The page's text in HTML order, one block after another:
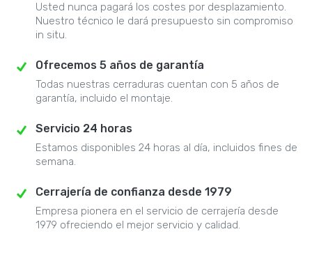
Usted nunca pagará los costes por desplazamiento.
Nuestro técnico le dará presupuesto sin compromiso
in situ.
Ofrecemos 5 años de garantía
Todas nuestras cerraduras cuentan con 5 años de
garantía, incluido el montaje.
Servicio 24 horas
Estamos disponibles 24 horas al día, incluidos fines de
semana.
Cerrajería de confianza desde 1979
Empresa pionera en el servicio de cerrajería desde
1979 ofreciendo el mejor servicio y calidad.